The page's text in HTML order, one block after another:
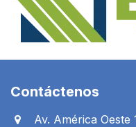
Contáctenos
Av. América